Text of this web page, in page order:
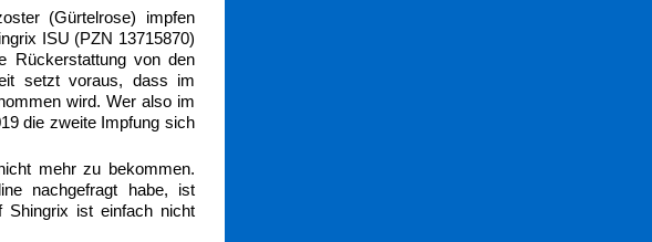
(Gürtelrose) impfen
ISU (PZN 13715870)
Rückerstattung von den
setzt voraus, dass im
wird. Wer also im
die zweite Impfung sich
mehr zu bekommen.
nachgefragt habe, ist
Shingrix ist einfach nicht